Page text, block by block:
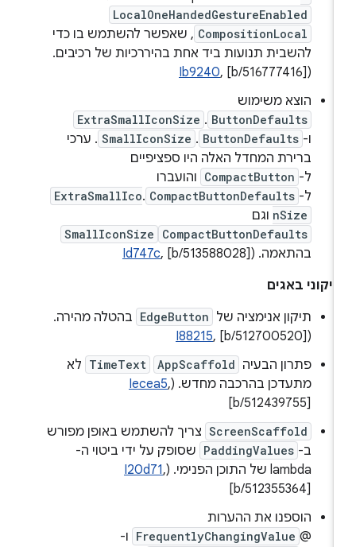
LocalOneHandedGestureEnabled
CompositionLocal , שאפשר להשתמש בו כדי
להשבית תנועות ביד אחת בהיררכיות של רכיבים.
Ib9240, [b/516777416]
הוצא משימוש
ButtonDefaults
.‫
ExtraSmallIconSize
ButtonDefaults
.
SmallIconSize . ערכי
ברירת המחדל האלה היו ספציפיים
CompactButton והועברו
CompactButtonDefaults
.‫
ExtraSmallIco
nSizeוגם
CompactButtonDefaults
SmallIconSize
בהתאמה. ( Id747c, [b/513588028]
באגים
תיקון אנימציה של EdgeButton בהטלה מהירה.
I88215, [b/512700520]
פתרון הבעיה AppScaffold
TimeText לא
מתעדכן בהרכבה מחדש. ( Iecea5,
[b/512439755]
ScreenScaffold צריך להשתמש באופן מפורש
PaddingValues שסופק על ידי ביטוי ה-
lambda של התוכן הפנימי. (
I20d71,
[b/512355364]
FrequentlyChangingValue